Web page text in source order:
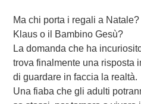
Ma chi porta i regali a
Klaus o il Bambino Gesù?
La domanda che ha
trova finalmente una risposta
di guardare in faccia la realtà.
Una fiaba che gli adulti